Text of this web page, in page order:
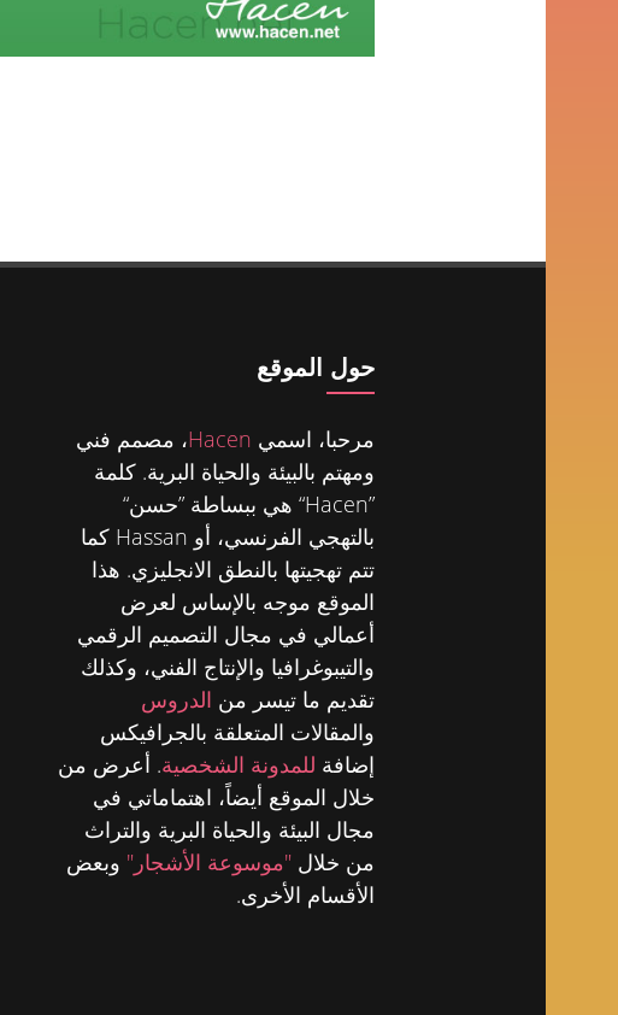
حول الموقع
مرحبا، اسمي Hacen، مصمم فني
ومهتم بالبيئة والحياة البرية. كلمة
”Hacen“ هي ببساطة ”حسن“
بالتهجي الفرنسي، أو Hassan كما
تتم تهجيتها بالنطق الانجليزي. هذا
الموقع موجه بالإساس لعرض
أعمالي في مجال التصميم الرقمي
والتيبوغرافيا والإنتاج الفني، وكذلك
تقديم ما تيسر من الدروس
والمقالات المتعلقة بالجرافيكس
إضافة للمدونة الشخصية. أعرض من
خلال الموقع أيضاً، اهتماماتي في
مجال البيئة والحياة البرية والتراث
من خلال "موسوعة الأشجار" وبعض
الأقسام الأخرى.